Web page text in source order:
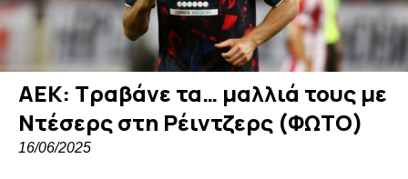
ΑΕΚ: Τραβάνε τα… μαλλιά τους με
Ντέσερς στη Ρέιντζερς (ΦΩΤΟ)
16/06/2025